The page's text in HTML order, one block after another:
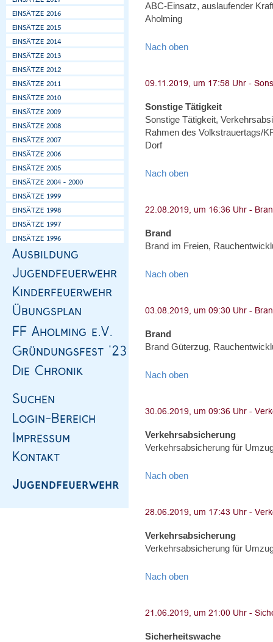
ABC-Einsatz, auslaufender
Aholming
Nach oben
Sonstige Tätigkeit
Sonstige Tätigkeit,
Rahmen des Volkstrauertags/
Dorf
Nach oben
Brand
Brand im Freien,
Nach oben
Brand
Brand Güterzug,
Nach oben
Verkehrsabsicherung
Verkehrsabsicherung für
Nach oben
Verkehrsabsicherung
Verkehrsabsicherung für
Nach oben
Sicherheitswache